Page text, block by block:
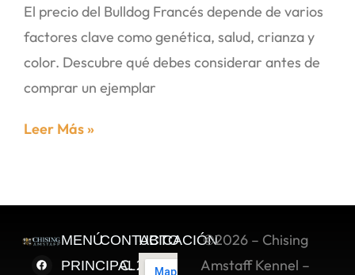
El precio del Bulldog Francés depende de varios
factores clave como genética, salud, crianza y
color. Descubre qué debes considerar antes de
comprar un ejemplar
Leer Más »
MENÚ
PRINCIPAL
CONTACTO
C. 2 Sur
UBICACIÓN©2026 – Chising
Amstaff Kennel –